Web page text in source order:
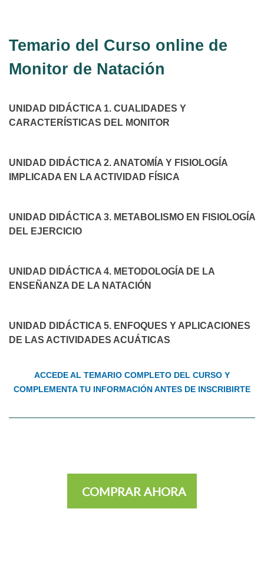
Temario del Curso online de
Monitor de Natación
UNIDAD DIDÁCTICA 1. CUALIDADES Y
CARACTERÍSTICAS DEL MONITOR
UNIDAD DIDÁCTICA 2. ANATOMÍA Y FISIOLOGÍA
IMPLICADA EN LA ACTIVIDAD FÍSICA
UNIDAD DIDÁCTICA 3. METABOLISMO EN FISIOLOGÍA
DEL EJERCICIO
UNIDAD DIDÁCTICA 4. METODOLOGÍA DE LA
ENSEÑANZA DE LA NATACIÓN
UNIDAD DIDÁCTICA 5. ENFOQUES Y APLICACIONES
DE LAS ACTIVIDADES ACUÁTICAS
ACCEDE AL TEMARIO COMPLETO DEL CURSO Y
COMPLEMENTA TU INFORMACIÓN ANTES DE INSCRIBIRTE
COMPRAR AHORA